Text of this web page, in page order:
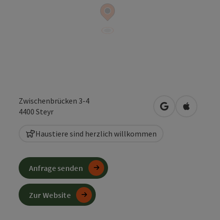
Zwischenbrücken 3-4
4400 Steyr in Googlein Apple
Haustiere sind herzlich willkommen
Anfrage senden
Zur Website